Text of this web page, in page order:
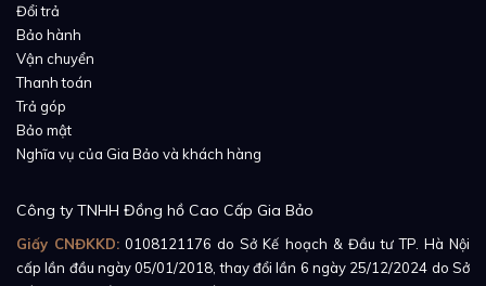
Đổi trả
Bảo hành
Vận chuyển
Thanh toán
Trả góp
Bảo mật
Nghĩa vụ của Gia Bảo và khách hàng
Công ty TNHH Đồng hồ Cao Cấp Gia Bảo
Giấy CNĐKKD: 0108121176 do Sở Kế hoạch & Đầu tư TP. Hà Nội
cấp lần đầu ngày 05/01/2018, thay đổi lần 6 ngày 25/12/2024 do Sở